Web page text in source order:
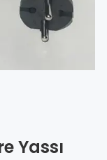
Yassı